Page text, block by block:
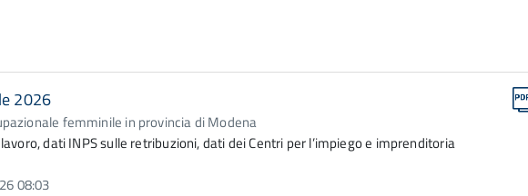
2026
femminile in provincia di Modena
dati INPS sulle retribuzioni, dati dei Centri per l’impiego e imprenditoria
08:03